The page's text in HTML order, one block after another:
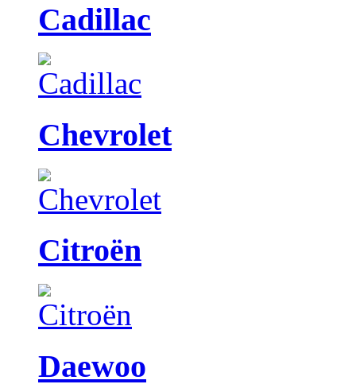
Cadillac
Chevrolet
Citroën
Daewoo